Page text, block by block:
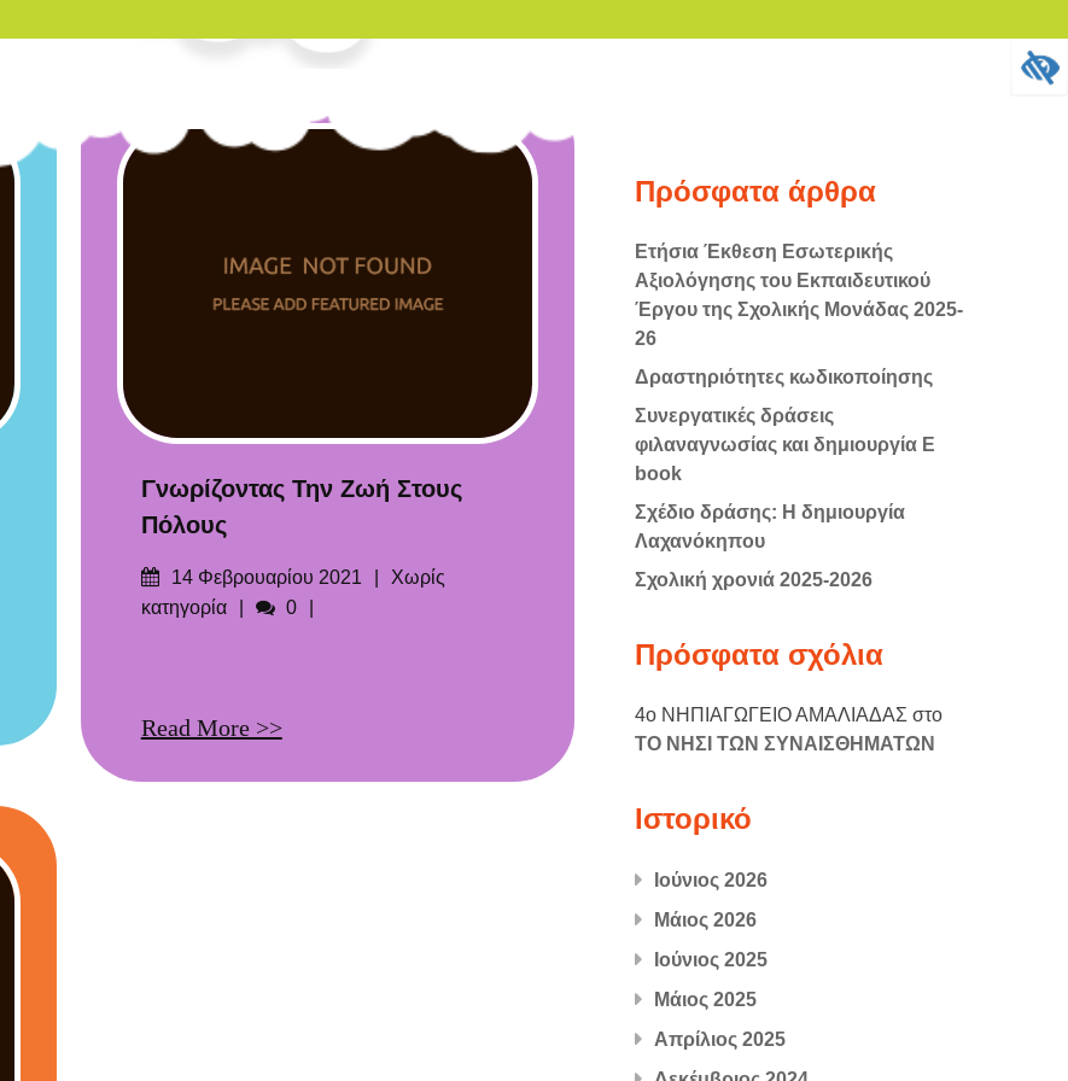
Γνωρίζοντας Την Ζωή Στους
Πόλους
Δημοσιεύτηκε
στις
14 Φεβρουαρίου 2021 Categories
Χωρίς
κατηγορία
Σχόλια
0
Read More >>
Πρόσφατα άρθρα
Ετήσια Έκθεση Εσωτερικής
Αξιολόγησης του Εκπαιδευτικού
Έργου της Σχολικής Μονάδας 2025-
26
Δραστηριότητες κωδικοποίησης
Συνεργατικές δράσεις
φιλαναγνωσίας και δημιουργία E
book
Σχέδιο δράσης: Η δημιουργία
Λαχανόκηπου
Σχολική χρονιά 2025-2026
Πρόσφατα σχόλια
4ο ΝΗΠΙΑΓΩΓΕΙΟ ΑΜΑΛΙΑΔΑΣ στο
ΤΟ ΝΗΣΙ ΤΩΝ ΣΥΝΑΙΣΘΗΜΑΤΩΝ
Ιστορικό
Ιούνιος 2026
Μάιος 2026
Ιούνιος 2025
Μάιος 2025
Απρίλιος 2025